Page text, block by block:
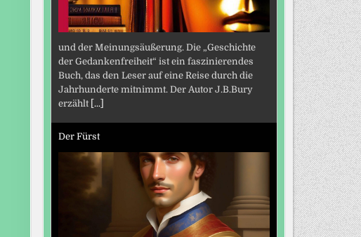
und der Meinungsäußerung. Die „Geschichte
der Gedankenfreiheit“ ist ein faszinierendes
Buch, das den Leser auf eine Reise durch die
Jahrhunderte mitnimmt. Der Autor J.B.Bury
erzählt [...]
Der Fürst